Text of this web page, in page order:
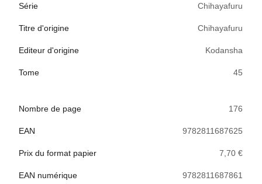
Série Chihayafuru
Titre d'origine Chihayafuru
Editeur d'origine Kodansha
Tome 45
Nombre de page 176
EAN 9782811687625
Prix du format papier 7,70 €
EAN numérique 9782811687861